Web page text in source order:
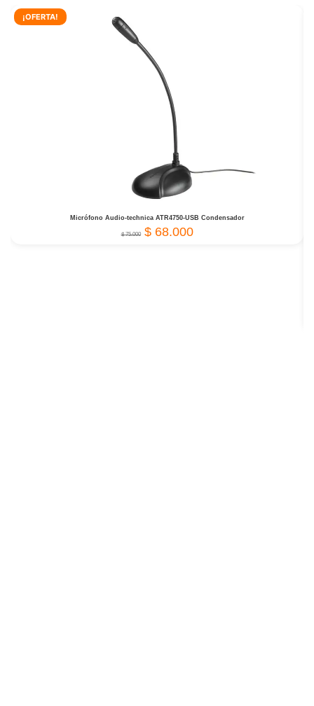
¡OFERTA!
Micrófono Audio-technica ATR4750-USB Condensador
$75.000 $68.000